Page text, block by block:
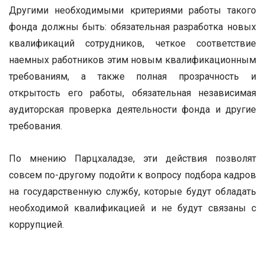
Другими необходимыми критериями работы такого
фонда должны быть: обязательная разработка новых
квалификаций сотрудников, четкое соответствие
наемных работников этим новым квалификационным
требованиям, а также полная прозрачность и
открытость его работы, обязательная независимая
аудиторская проверка деятельности фонда и другие
требования.
По мнению Парцхаладзе, эти действия позволят
совсем по-другому подойти к вопросу подбора кадров
на государственную службу, которые будут обладать
необходимой квалификацией и не будут связаны с
коррупцией.